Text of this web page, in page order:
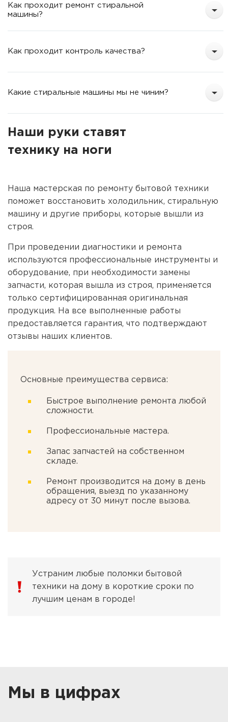
Как проходит ремонт стиральной
машины?
Как проходит контроль качества?
Какие стиральные машины мы не чиним?
Наши руки ставят
технику на ноги
Наша мастерская по ремонту бытовой техники
поможет восстановить холодильник, стиральную
машину и другие приборы, которые вышли из
строя.
При проведении диагностики и ремонта
используются профессиональные инструменты и
оборудование, при необходимости замены
запчасти, которая вышла из строя, применяется
только сертифицированная оригинальная
продукция. На все выполненные работы
предоставляется гарантия, что подтверждают
отзывы наших клиентов.
Основные преимущества сервиса:
Быстрое выполнение ремонта любой
сложности.
Профессиональные мастера.
Запас запчастей на собственном
складе.
Ремонт производится на дому в день
обращения, выезд по указанному
адресу от 30 минут после вызова.
Устраним любые поломки бытовой
техники на дому в короткие сроки по
лучшим ценам в городе!
Мы в цифрах